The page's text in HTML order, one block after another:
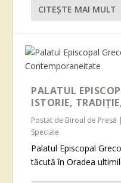
CITEŞTE MAI MULT
PALATUL
ISTORIE,
Postat de Biroul de Presă |
Speciale
Palatul Episcopal
tăcută în Oradea